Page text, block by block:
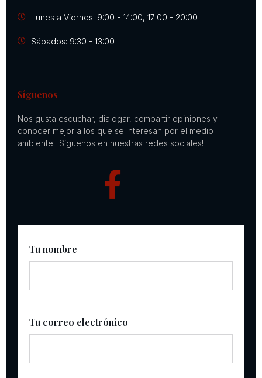
Lunes a Viernes: 9:00 - 14:00, 17:00 - 20:00
Sábados: 9:30 - 13:00
Síguenos
Nos gusta escuchar, dialogar, compartir opiniones y
conocer mejor a los que se interesan por el medio
ambiente. ¡Síguenos en nuestras redes sociales!
Tu nombre
Tu correo electrónico